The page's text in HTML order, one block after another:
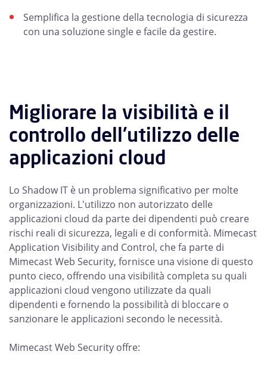
Semplifica la gestione della tecnologia di sicurezza
con una soluzione single e facile da gestire.
Migliorare la visibilità e il
controllo dell'utilizzo delle
applicazioni cloud
Lo Shadow IT è un problema significativo per molte
organizzazioni. L'utilizzo non autorizzato delle
applicazioni cloud da parte dei dipendenti può creare
rischi reali di sicurezza, legali e di conformità. Mimecast
Application Visibility and Control, che fa parte di
Mimecast Web Security, fornisce una visione di questo
punto cieco, offrendo una visibilità completa su quali
applicazioni cloud vengono utilizzate da quali
dipendenti e fornendo la possibilità di bloccare o
sanzionare le applicazioni secondo le necessità.
Mimecast Web Security offre: